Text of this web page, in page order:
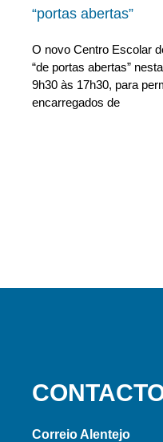
“portas abertas”
O novo Centro Escolar
“de portas abertas”
9h30 às 17h30, para
encarregados de
Correio Alentejo